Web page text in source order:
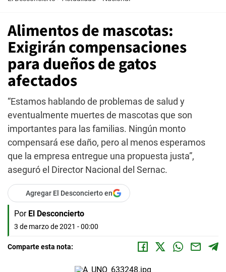
Alimentos de mascotas:
Exigirán compensaciones
para dueños de gatos
afectados
“Estamos hablando de problemas de salud y
eventualmente muertes de mascotas que son
importantes para las familias. Ningún monto
compensará ese daño, pero al menos esperamos
que la empresa entregue una propuesta justa”,
aseguró el Director Nacional del Sernac.
Agregar El Desconcierto en
Por El Desconcierto
3 de marzo de 2021 - 00:00
Comparte esta nota: